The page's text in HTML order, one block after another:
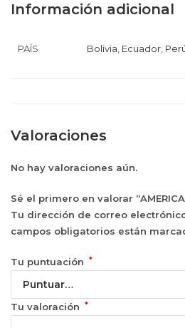
Información adicional
PAÍS Bolivia, Ecuador,
Valoraciones
No hay valoraciones aún.
Sé el primero en valorar “AMERICA
Tu dirección de correo
campos obligatorios están
Tu puntuación *
Tu valoración *